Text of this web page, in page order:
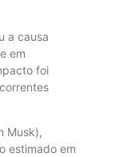
a causa
em
foi
Musk),
estimado em